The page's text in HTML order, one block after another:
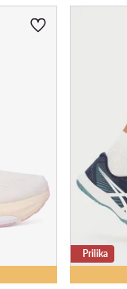
Prilika